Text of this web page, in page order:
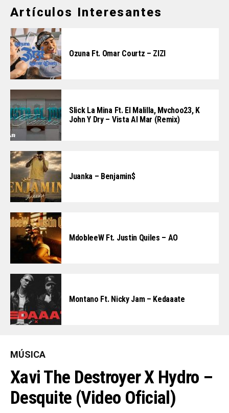
Artículos Interesantes
Ozuna Ft. Omar Courtz – ZIZI
Slick La Mina Ft. El Malilla, Mvchoo23, K
John Y Dry – Vista Al Mar (Remix)
Juanka – Benjamin$
MdobleeW Ft. Justin Quiles – AO
Montano Ft. Nicky Jam – Kedaaate
MÚSICA
Xavi The Destroyer X Hydro –
Desquite (Video Oficial)